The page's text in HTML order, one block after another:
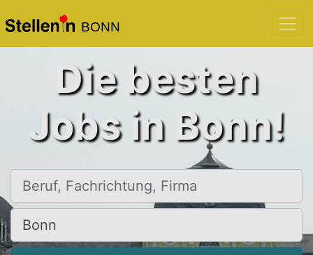
BONN
Die besten
Jobs in Bonn!
Beruf, Fachrichtung, Firma
Ort, Stadt